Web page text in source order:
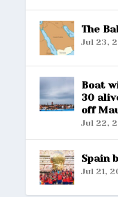
The
Jul 23,
Boat
30
off
Jul 22,
Spain
Jul 21,